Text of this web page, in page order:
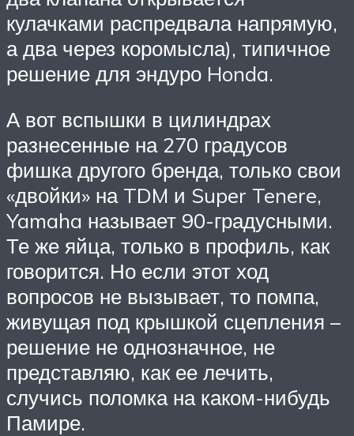
кулачками распредвала напрямую,
а два через коромысла), типичное
решение для эндуро Honda.
А вот вспышки в цилиндрах
разнесенные на 270 градусов
фишка другого бренда, только свои
«двойки» на TDM и Super Tenere,
Yamaha называет 90-градусными.
Те же яйца, только в профиль, как
говорится. Но если этот ход
вопросов не вызывает, то помпа,
живущая под крышкой сцепления –
решение не однозначное, не
представляю, как ее лечить,
случись поломка на каком-нибудь
Памире.